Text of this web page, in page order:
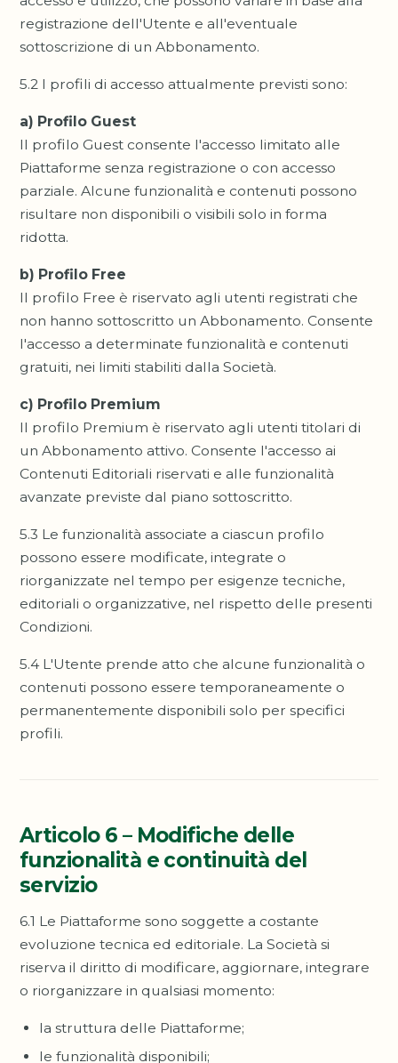
registrazione dell'Utente e all'eventuale
sottoscrizione di un Abbonamento.
5.2 I profili di accesso attualmente previsti sono:
a) Profilo Guest
Il profilo Guest consente l'accesso limitato alle
Piattaforme senza registrazione o con accesso
parziale. Alcune funzionalità e contenuti possono
risultare non disponibili o visibili solo in forma
ridotta.
b) Profilo Free
Il profilo Free è riservato agli utenti registrati che
non hanno sottoscritto un Abbonamento. Consente
l'accesso a determinate funzionalità e contenuti
gratuiti, nei limiti stabiliti dalla Società.
c) Profilo Premium
Il profilo Premium è riservato agli utenti titolari di
un Abbonamento attivo. Consente l'accesso ai
Contenuti Editoriali riservati e alle funzionalità
avanzate previste dal piano sottoscritto.
5.3 Le funzionalità associate a ciascun profilo
possono essere modificate, integrate o
riorganizzate nel tempo per esigenze tecniche,
editoriali o organizzative, nel rispetto delle presenti
Condizioni.
5.4 L'Utente prende atto che alcune funzionalità o
contenuti possono essere temporaneamente o
permanentemente disponibili solo per specifici
profili.
Articolo 6 – Modifiche delle
funzionalità e continuità del
servizio
6.1 Le Piattaforme sono soggette a costante
evoluzione tecnica ed editoriale. La Società si
riserva il diritto di modificare, aggiornare, integrare
o riorganizzare in qualsiasi momento:
la struttura delle Piattaforme;
le funzionalità disponibili;